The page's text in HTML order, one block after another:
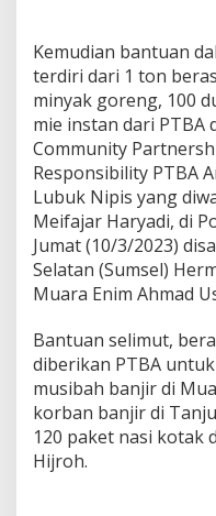
Kemudian bantuan
terdiri dari 1 ton
minyak goreng, 100
mie instan dari PTBA
Community
Responsibility PTBA
Lubuk Nipis yang
Meifajar Haryadi, di
Jumat (10/3/2023)
Selatan (Sumsel)
Muara Enim Ahmad
Bantuan selimut,
diberikan PTBA
musibah banjir di
korban banjir di
120 paket nasi kotak
Hijroh.